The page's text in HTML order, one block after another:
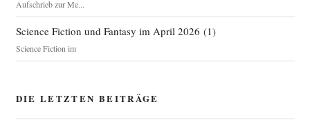
Aufschrieb zur Me...
Science Fiction und Fantasy im April 2026 (1)
Science Fiction im
DIE LETZTEN BEITRÄGE